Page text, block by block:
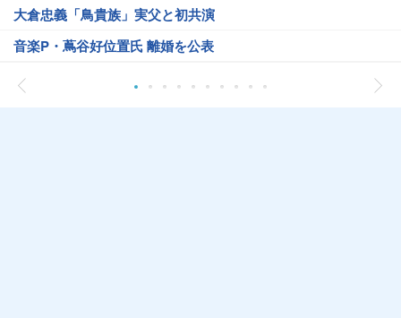
大倉忠義「鳥貴族」実父と初共演
音楽P・蔦谷好位置氏 離婚を公表